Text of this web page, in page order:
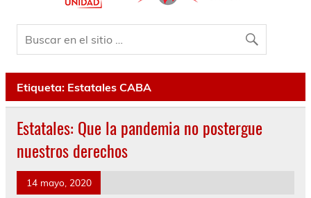
Etiqueta: Estatales CABA
Estatales: Que la pandemia no postergue
nuestros derechos
14 mayo, 2020